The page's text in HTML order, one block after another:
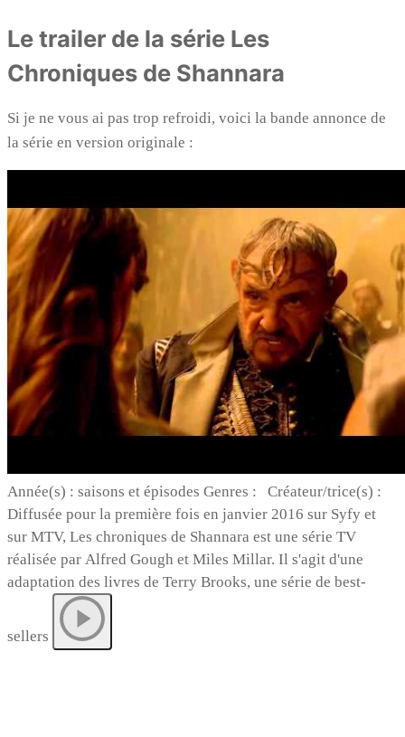
Le trailer de la série Les
Chroniques de Shannara
Si je ne vous ai pas trop refroidi, voici la bande annonce de
la série en version originale :
Année(s) : saisons et épisodes Genres : Créateur/trice(s) :
Diffusée pour la première fois en janvier 2016 sur Syfy et
sur MTV, Les chroniques de Shannara est une série TV
réalisée par Alfred Gough et Miles Millar. Il s'agit d'une
adaptation des livres de Terry Brooks, une série de best-
sellers